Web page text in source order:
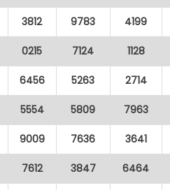
3812 9783 4199
0215 7124 1128
6456 5263 2714
5554 5809 7963
9009 7636 3641
7612 3847 6464